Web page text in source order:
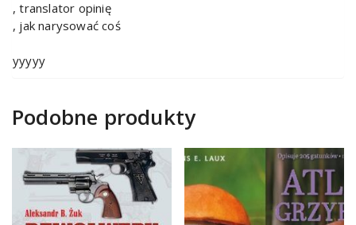
, translator opinię
, jak narysować coś
yyyyy
Podobne produkty